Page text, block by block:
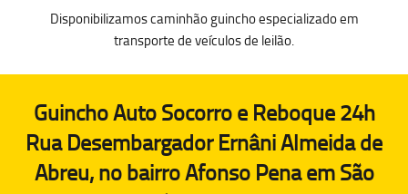
Disponibilizamos caminhão guincho especializado em
transporte de veículos de leilão.
Guincho Auto Socorro e Reboque 24h
Rua Desembargador Ernâni Almeida de
Abreu, no bairro Afonso Pena em São